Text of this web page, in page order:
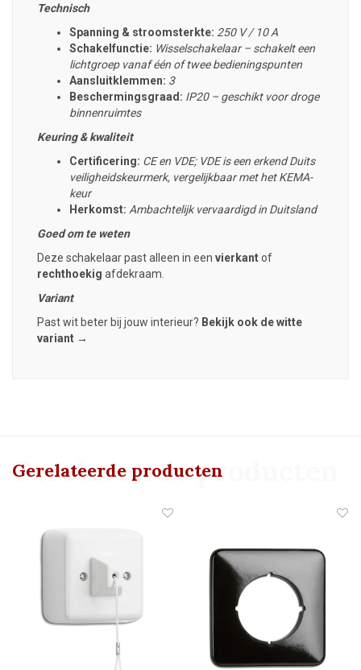
Technisch
Spanning & stroomsterkte: 250 V / 10 A
Schakelfunctie: Wisselschakelaar – schakelt een
lichtgroep vanaf één of twee bedieningspunten
Aansluitklemmen: 3
Beschermingsgraad: IP20 – geschikt voor droge
binnenruimtes
Keuring & kwaliteit
Certificering: CE en VDE; VDE is een erkend Duits
veiligheidskeurmerk, vergelijkbaar met het KEMA-
keur
Herkomst: Ambachtelijk vervaardigd in Duitsland
Goed om te weten
Deze schakelaar past alleen in een vierkantof
rechthoekig afdekraam.
Variant
Past wit beter bij jouw interieur? Bekijk ook de witte
variant →
Gerelateerde producten
Gerelateerde producten